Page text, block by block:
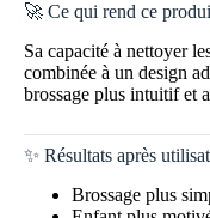
🚀 Ce qui rend ce
Sa capacité à nettoyer
combinée à un design
brossage plus intuitif et
✨ Résultats après
Brossage plus